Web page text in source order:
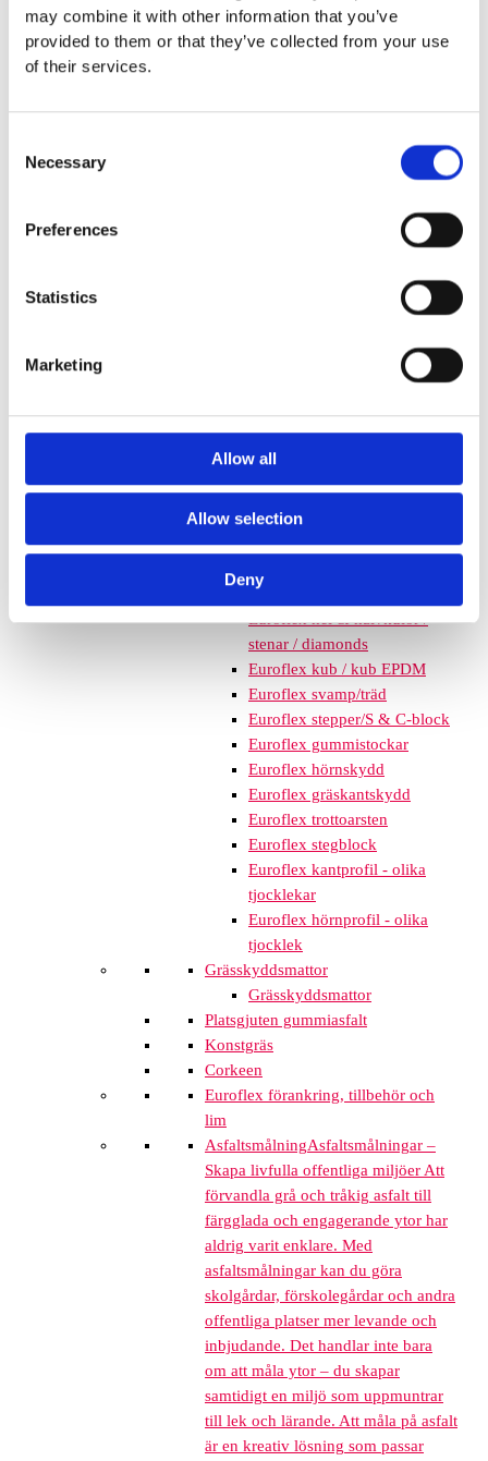
may combine it with other information that you’ve
provided to them or that they’ve collected from your use
of their services.
Selection
Necessary
Preferences
Statistics
Marketing
Allow all
Allow selection
Deny
Euroflex fallskyddsmatta 30
mm - för fallhöjd till och med
mm - för fallhöjd 1,2 meter
Euroflex fallskyddsmatta 50
mm - för fallhöjd 1,5 meter
mm – för fallhöjd 1,7 meter
Euroflex fallskyddsmatta 70
Euroflex fallskyddsmatta 80
mm - för fallhöjd 2,4 meter
Euroflex fallskyddsmatta 90
mm soft - för fallhöjd 3,0
Nordic rubber safe tiles 40
Nordic rubber safe tiles 55
mm – fallhöjd upp till 2,1 m
Nordic rubber safe tiles 75
mm – fallhöjd upp till 2,5 m
Euroflex - övriga produkter
Euroflex - kantskydd
Euroflex hel & halvkulor /
stenar / diamonds
Euroflex kub / kub EPDM
Euroflex svamp/träd
Euroflex stepper/S & C-block
Euroflex gummistockar
Euroflex hörnskydd
Euroflex gräskantskydd
Euroflex trottoarsten
Euroflex stegblock
Euroflex kantprofil - olika
tjocklekar
Euroflex hörnprofil - olika
tjocklek
Grässkyddsmattor
Grässkyddsmattor
Platsgjuten gummiasfalt
Konstgräs
Corkeen
Euroflex förankring, tillbehör och
lim
AsfaltsmålningAsfaltsmålningar –
Skapa livfulla offentliga miljöer Att
förvandla grå och tråkig asfalt till
färgglada och engagerande ytor har
aldrig varit enklare. Med
asfaltsmålningar kan du göra
skolgårdar, förskolegårdar och andra
offentliga platser mer levande och
inbjudande. Det handlar inte bara
om att måla ytor – du skapar
samtidigt en miljö som uppmuntrar
till lek och lärande. Att måla på asfalt
är en kreativ lösning som passar